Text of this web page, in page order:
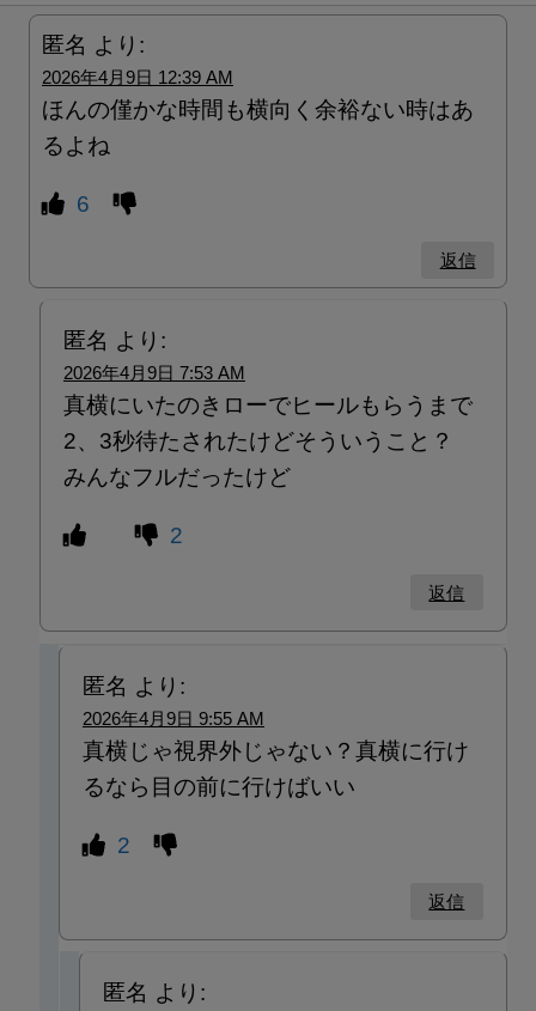
匿名 より:
2026年4月9日 12:39 AM
ほんの僅かな時間も横向く余裕ない時はあ
るよね
6
返信
匿名 より:
2026年4月9日 7:53 AM
真横にいたのきローでヒールもらうまで
2、3秒待たされたけどそういうこと？
みんなフルだったけど
2
返信
匿名 より:
2026年4月9日 9:55 AM
真横じゃ視界外じゃない？真横に行け
るなら目の前に行けばいい
2
返信
匿名 より: